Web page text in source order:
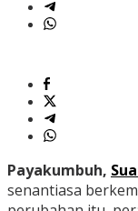
Payakumbuh,
senantiasa